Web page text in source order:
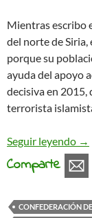
Mientras escribo
del norte de Siria,
porque su
ayuda del apoyo
decisiva en 2015,
terrorista
Seguir leyendo →
Comparte
CONFEDERACIÓN